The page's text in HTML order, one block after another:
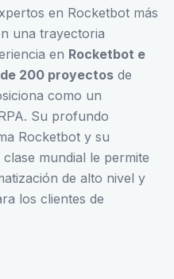
en Rocketbot más
una trayectoria
en Rocketbot e
200 proyectos de
como un
Su profundo
Rocketbot y su
mundial le permite
de alto nivel y
los clientes de